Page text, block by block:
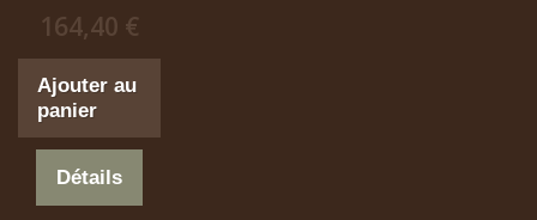
164,40 €
Ajouter au
panier
Détails